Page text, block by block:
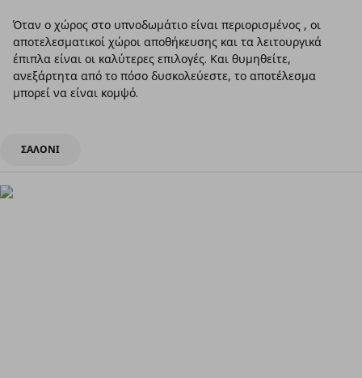
Όταν ο χώρος στο υπνοδωμάτιο είναι περιορισμένος , οι
αποτελεσματικοί χώροι αποθήκευσης και τα λειτουργικά
έπιπλα είναι οι καλύτερες επιλογές. Και θυμηθείτε,
ανεξάρτητα από το πόσο δυσκολεύεστε, το αποτέλεσμα
μπορεί να είναι κομψό.
ΣΑΛΟΝΙ